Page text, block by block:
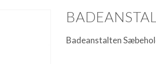
Badeanstalten